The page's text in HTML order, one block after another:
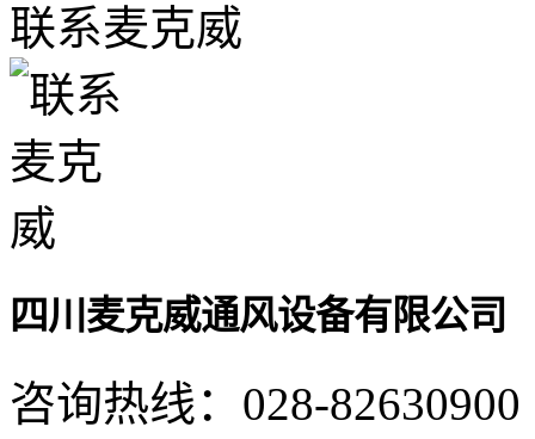
联系麦克威
四川麦克威通风设备有限公司
咨询热线： 028-82630900